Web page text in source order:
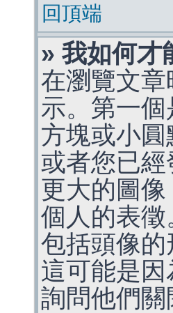
回頂端
» 我如何才
在瀏覽文
示。第一
方塊或小
或者您已
更大的圖
個人的表
包括頭像
這可能是
詢問他們關